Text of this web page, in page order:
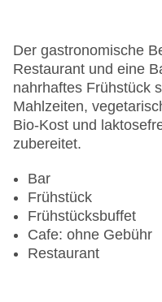
Der gastronomische
Restaurant und eine
nahrhaftes Frühstück
Mahlzeiten,
Bio-Kost und
zubereitet.
Bar
Frühstück
Frühstücksbuffet
Cafe: ohne Gebühr
Restaurant